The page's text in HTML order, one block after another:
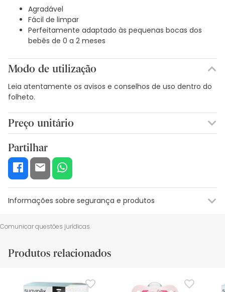
Agradável
Fácil de limpar
Perfeitamente adaptado às pequenas bocas dos
bebês de 0 a 2 meses
Modo de utilização
Leia atentamente os avisos e conselhos de uso dentro do
folheto.
Preço unitário
Partilhar
Informações sobre segurança e produtos
Recursos de segurança visual
De momento, não dispomos de imagens de segurança
Recomendamos que voltes mais tarde para veres as
Comunicar questões jurídicas
Produtos relacionados